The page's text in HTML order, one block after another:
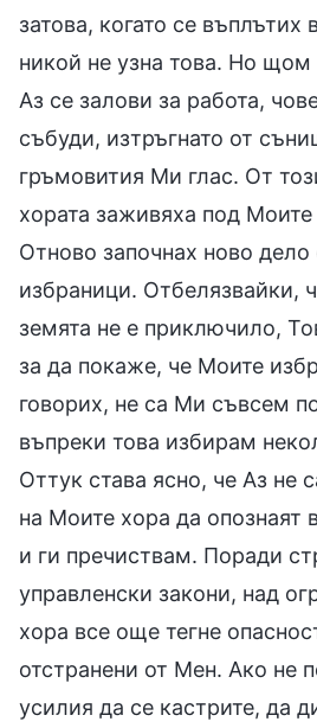
затова, когато се въплътих
никой не узна това. Но
Аз се залови за работа,
събуди, изтръгнато от
гръмовития Ми глас. От
хората заживяха под Моите
Отново започнах ново
избраници. Отбелязвайки,
земята не е приключило,
за да покаже, че Моите
говорих, не са Ми съвсем
въпреки това избирам
Оттук става ясно, че Аз не
на Моите хора да опознаят
и ги пречиствам. Поради
управленски закони, над
хора все още тегне
отстранени от Мен. Ако не
усилия да се кастрите, да